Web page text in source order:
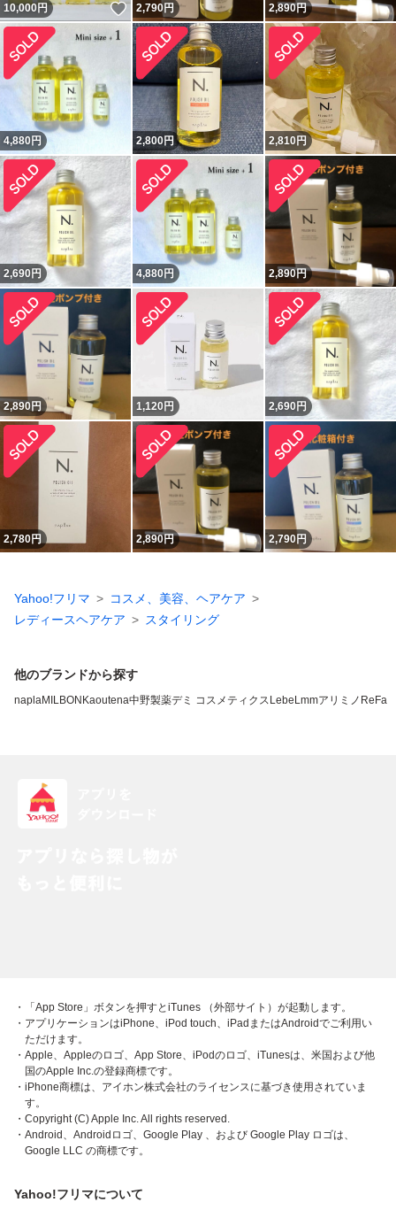
10,000円 いいね！
2,790円 2,890円
4,880円 2,800円 2,810円
2,690円 4,880円 2,890円
2,890円 1,120 円 2,690円
2,780円 2,890円 2,790円
Yahoo!フリマ
コスメ、美容、ヘアケア
レディースヘアケア
スタイリング
他のブランドから探す
naplaMILBON Kaoutena中野製薬デミ コスメティクス LebeLmmアリミノ ReFa
・「App Store」ボタンを押すとiTunes （外部サイト）が起動します。
・アプリケーションはiPhone、iPod touch、iPadまたはAndroidでご利用い
ただけます。
・Apple、Appleのロゴ、App Store、iPodのロゴ、iTunesは、米国および他
国のApple Inc.の登録商標です。
・iPhone商標は、アイホン株式会社のライセンスに基づき使用されていま
す。
・Copyright (C) Apple Inc. All rights reserved.
・Android、Androidロゴ、Google Play 、および Google Play ロゴは、
Google LLC の商標です。
Yahoo!フリマについて